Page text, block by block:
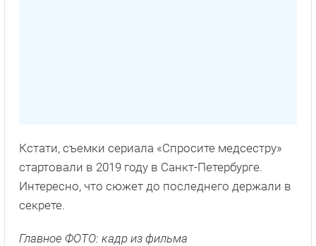
Кстати, съемки сериала «Спросите медсестру»
стартовали в 2019 году в Санкт-Петербурге.
Интересно, что сюжет до последнего держали в
секрете.
Главное ФОТО: кадр из фильма